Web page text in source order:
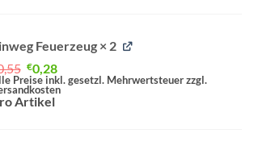
Feuerzeug× 2
Ursprünglicher
Preis
war:
€0,55
€0,28Aktueller
Preis
ist:
Preise inkl. gesetzl. Mehrwertsteuer zzgl.
Artikel